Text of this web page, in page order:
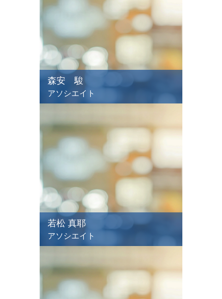
森安 駿
アソシエイト
若松 真耶
アソシエイト